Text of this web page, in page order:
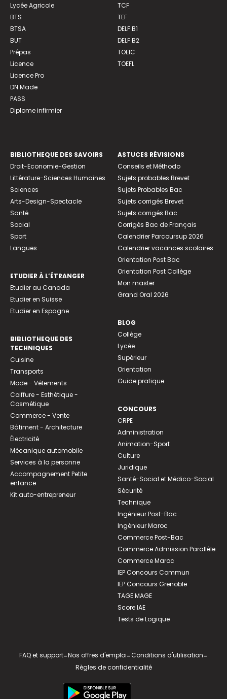
Lycée Agricole
BTS
BTSA
BUT
Prépas
Licence
Licence Pro
DN Made
PASS
Diplome infirmier
TCF
TEF
DELF B1
DELF B2
TOEIC
TOEFL
BIBLIOTHEQUE DES SAVOIRS
Droit-Economie-Gestion
Littérature-Sciences Humaines
Sciences
Arts-Design-Spectacle
Santé
Social
Sport
Langues
ETUDIER À L’ÉTRANGER
Etudier au Canada
Etudier en Suisse
Etudier en Espagne
BIBLIOTHEQUE DES
TECHNIQUES
Cuisine
Transports
Mode - Vêtements
Coiffure - Esthétique -
Cosmétique
Commerce - Vente
Bâtiment - Architecture
Électricité
Mécanique automobile
Services à la personne
Accompagnement Petite
enfance
Kit auto-entrepreneur
ASTUCES RÉVISIONS
Conseils et Méthodo
Sujets probables Brevet
Sujets Probables Bac
Sujets corrigés Brevet
Sujets corrigés Bac
Corrigés Bac de Français
Calendrier Parcoursup 2026
Calendrier vacances scolaires
Orientation Post Bac
Orientation Post Collège
Mon master
Grand Oral 2026
BLOG
Collège
Lycée
Supérieur
Orientation
Guide pratique
CONCOURS
CRPE
Administration
Animation-Sport
Culture
Juridique
Santé-Social et Médico-Social
Sécurité
Technique
Ingénieur Post-Bac
Ingénieur Maroc
Commerce Post-Bac
Commerce Admission Parallèle
Commerce Maroc
IEP Concours Commun
IEP Concours Grenoble
TAGE MAGE
Score IAE
Tests de Logique
FAQ et support-Nos offres d'emploi-Conditions d'utilisation-
Règles de confidentialité